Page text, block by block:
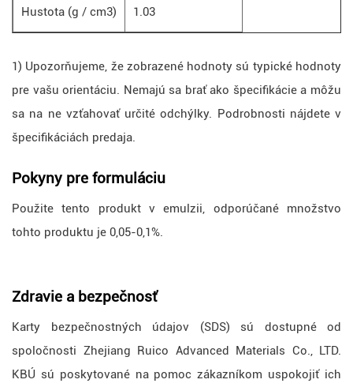
Hustota (g / cm3) 1.03
1) Upozorňujeme, že zobrazené hodnoty sú typické hodnoty
pre vašu orientáciu. Nemajú sa brať ako špecifikácie a môžu
sa na ne vzťahovať určité odchýlky. Podrobnosti nájdete v
špecifikáciách predaja.
Pokyny pre formuláciu
Použite tento produkt v emulzii, odporúčané množstvo
tohto produktu je 0,05-0,1%.
Zdravie a bezpečnosť
Karty bezpečnostných údajov (SDS) sú dostupné od
spoločnosti Zhejiang Ruico Advanced Materials Co., LTD.
KBÚ sú poskytované na pomoc zákazníkom uspokojiť ich